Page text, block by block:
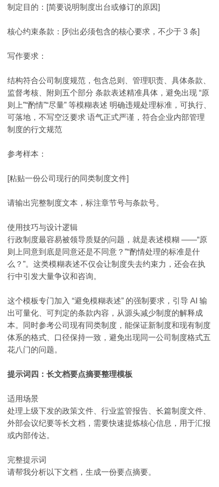
制定目的：[简要说明制度出台或修订的原因]
核心约束条款：[列出必须包含的核心要求，不少于 3 条]
写作要求：
结构符合公司制度规范，包含总则、管理职责、具体条款、
监督考核、附则五个部分 条款表述精准具体，避免出现 “原
则上”“酌情”“尽量” 等模糊表述 明确违规处理标准，可执行、
可落地，不写空泛要求 语气正式严谨，符合企业内部管理
制度的行文规范
参考样本：
[粘贴一份公司现行的同类制度文件]
请输出完整制度文本，标注章节号与条款号。
使用技巧与设计逻辑
行政制度最容易被领导质疑的问题，就是表述模糊 ——“原
则上同意到底是同意还是不同意？”“酌情处理的标准是什
么？”。这类模糊表述不仅会让制度失去约束力，还会在执
行中引发大量争议和咨询。
这个模板专门加入 “避免模糊表述” 的强制要求，引导 AI 输
出可量化、可判定的条款内容，从源头减少制度的解释成
本。同时参考公司现有同类制度，能保证新制度和现有制度
体系的格式、口径保持一致，避免出现同一公司制度格式五
花八门的问题。
提示词四：长文档要点摘要整理模板
适用场景
处理上级下发的政策文件、行业监管报告、长篇制度文件、
外部会议纪要等长文档，需要快速提炼核心信息，用于汇报
或内部传达。
完整提示词
请帮我分析以下文档，生成一份要点摘要。